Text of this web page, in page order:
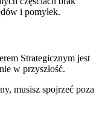
i pomyłek.
Strategicznym jest
w przyszłość.
musisz spojrzeć poza